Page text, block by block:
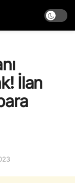
İlan